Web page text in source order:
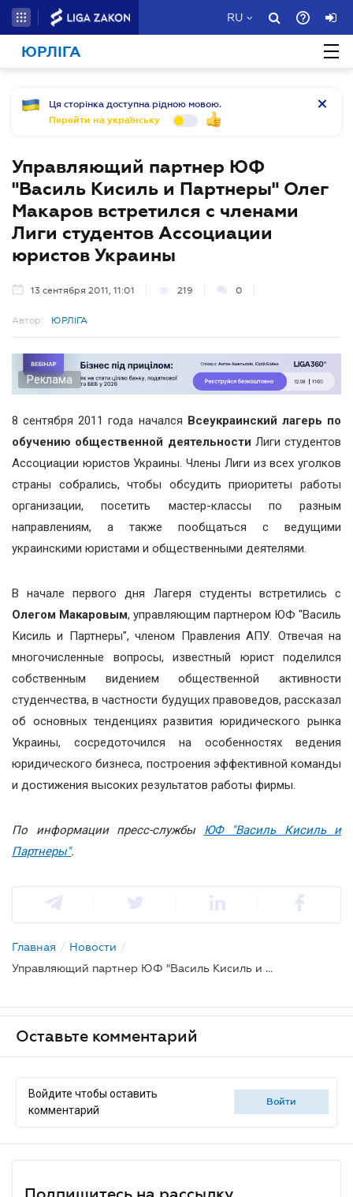
RU
ЮРЛІГА
Ця сторінка доступна рідною мовою.
Перейти на українську
Управляющий партнер ЮФ
"Василь Кисиль и Партнеры" Олег
Макаров встретился с членами
Лиги студентов Ассоциации
юристов Украины
13 сентября 2011, 11:01 219 0
Автор: ЮРЛІГА
Реклама
8 сентября 2011 года начался Всеукраинский лагерь по
обучению общественной деятельности Лиги студентов
Ассоциации юристов Украины. Члены Лиги из всех уголков
страны собрались, чтобы обсудить приоритеты работы
организации, посетить мастер-классы по разным
направлениям, а также пообщаться с ведущими
украинскими юристами и общественными деятелями.
В начале первого дня Лагеря студенты встретились с
Олегом Макаровым, управляющим партнером ЮФ "Василь
Кисиль и Партнеры", членом Правления АПУ. Отвечая на
многочисленные вопросы, известный юрист поделился
собственным видением общественной активности
студенчества, в частности будущих правоведов, рассказал
об основных тенденциях развития юридического рынка
Украины, сосредоточился на особенностях ведения
юридического бизнеса, построения эффективной команды
и достижения высоких результатов работы фирмы.
По информации пресс-службы ЮФ "Василь Кисиль и
Партнеры".
Главная / Новости /
Управляющий партнер ЮФ "Василь Кисиль и Партнеры" Олег Макаров встретился с членами Лиги студентов Ассоциации юристов Украины
Оставьте комментарий
Войдите чтобы оставить
комментарий
войти